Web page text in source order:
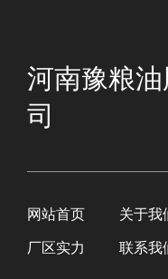
河南豫粮
司
网站首页 关于我
厂区实力 联系我